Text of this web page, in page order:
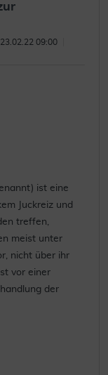
23.02.22 09:00
ist eine
Juckreiz und
treffen,
meist unter
nicht über ihr
vor einer
der